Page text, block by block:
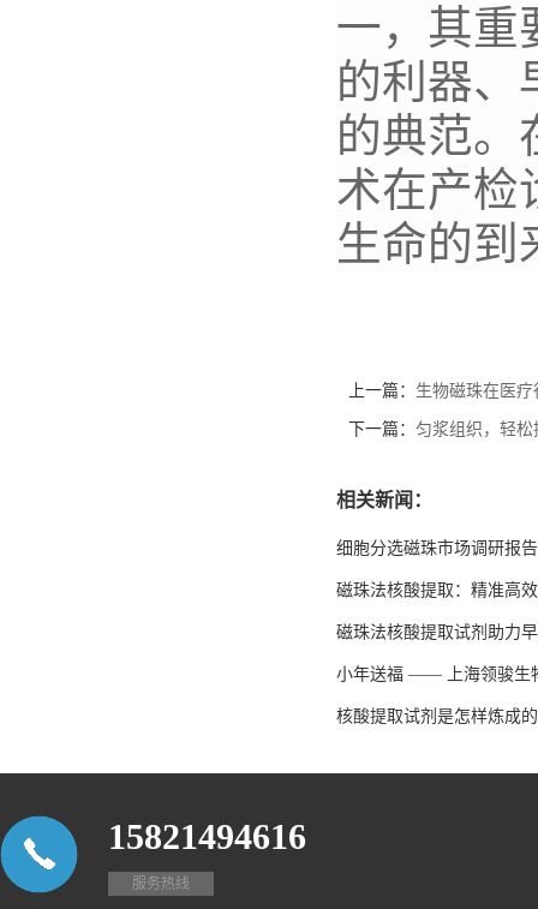
一，其重
的利器、
的典范。
术在产检
生命的到
上一篇： 生物磁珠在医
下一篇： 匀浆组织，轻松
相关新闻：
细胞分选磁珠市场调研报告
磁珠法核酸提取：精准高
磁珠法核酸提取试剂助力
小年送福 —— 上海领骏生
核酸提取试剂是怎样炼成的
15821494616
服务热线